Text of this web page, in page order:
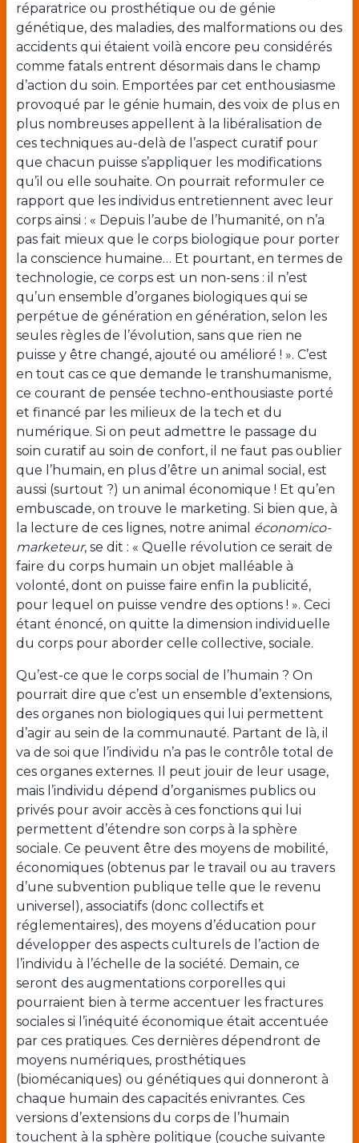
réparatrice ou prosthétique ou de génie
génétique, des maladies, des malformations ou des
accidents qui étaient voilà encore peu considérés
comme fatals entrent désormais dans le champ
d’action du soin. Emportées par cet enthousiasme
provoqué par le génie humain, des voix de plus en
plus nombreuses appellent à la libéralisation de
ces techniques au-delà de l’aspect curatif pour
que chacun puisse s’appliquer les modifications
qu’il ou elle souhaite. On pourrait reformuler ce
rapport que les individus entretiennent avec leur
corps ainsi : « Depuis l’aube de l’humanité, on n’a
pas fait mieux que le corps biologique pour porter
la conscience humaine… Et pourtant, en termes de
technologie, ce corps est un non-sens : il n’est
qu’un ensemble d’organes biologiques qui se
perpétue de génération en génération, selon les
seules règles de l’évolution, sans que rien ne
puisse y être changé, ajouté ou amélioré ! ». C’est
en tout cas ce que demande le transhumanisme,
ce courant de pensée techno-enthousiaste porté
et financé par les milieux de la tech et du
numérique. Si on peut admettre le passage du
soin curatif au soin de confort, il ne faut pas oublier
que l’humain, en plus d’être un animal social, est
aussi (surtout ?) un animal économique ! Et qu’en
embuscade, on trouve le marketing. Si bien que, à
la lecture de ces lignes, notre animal économico-
marketeur, se dit : « Quelle révolution ce serait de
faire du corps humain un objet malléable à
volonté, dont on puisse faire enfin la publicité,
pour lequel on puisse vendre des options ! ». Ceci
étant énoncé, on quitte la dimension individuelle
du corps pour aborder celle collective, sociale.
Qu’est-ce que le corps social de l’humain ? On
pourrait dire que c’est un ensemble d’extensions,
des organes non biologiques qui lui permettent
d’agir au sein de la communauté. Partant de là, il
va de soi que l’individu n’a pas le contrôle total de
ces organes externes. Il peut jouir de leur usage,
mais l’individu dépend d’organismes publics ou
privés pour avoir accès à ces fonctions qui lui
permettent d’étendre son corps à la sphère
sociale. Ce peuvent être des moyens de mobilité,
économiques (obtenus par le travail ou au travers
d’une subvention publique telle que le revenu
universel), associatifs (donc collectifs et
réglementaires), des moyens d’éducation pour
développer des aspects culturels de l’action de
l’individu à l’échelle de la société. Demain, ce
seront des augmentations corporelles qui
pourraient bien à terme accentuer les fractures
sociales si l’inéquité économique était accentuée
par ces pratiques. Ces dernières dépendront de
moyens numériques, prosthétiques
(biomécaniques) ou génétiques qui donneront à
chaque humain des capacités enivrantes. Ces
versions d’extensions du corps de l’humain
touchent à la sphère politique (couche suivante